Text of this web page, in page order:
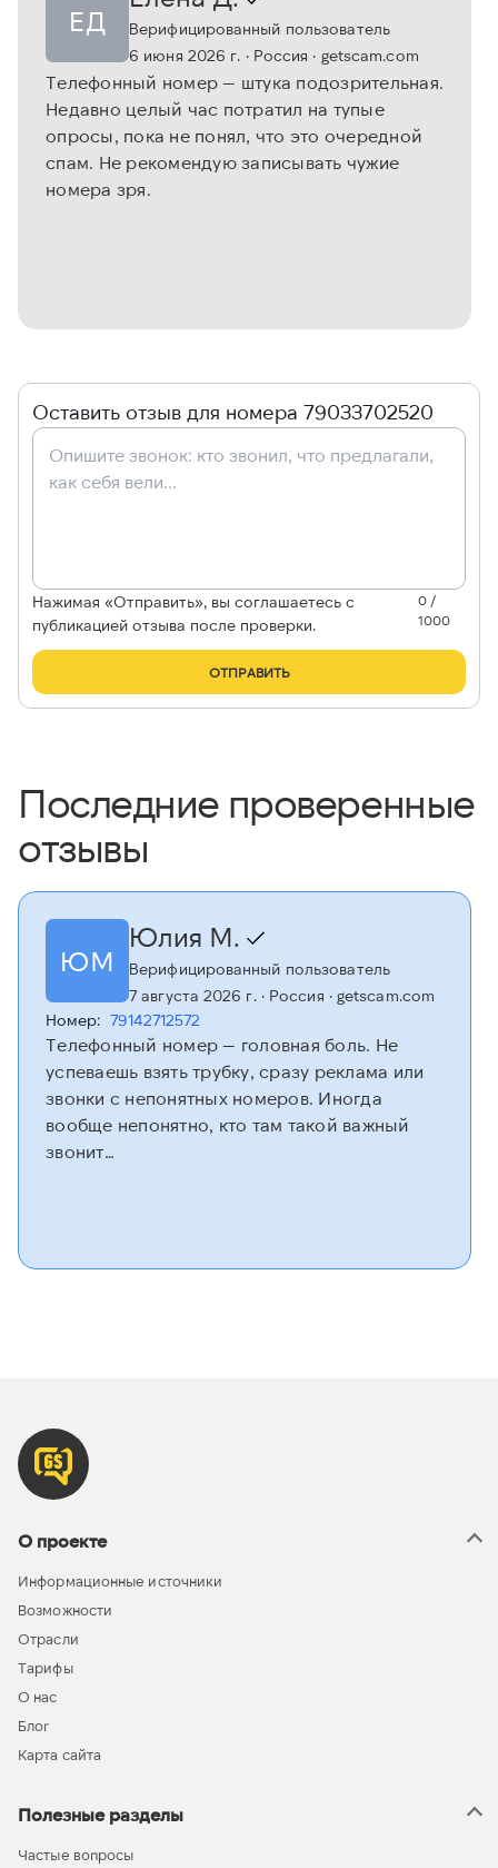
ЕД
Верифицированный пользователь
6 июня 2026 г. · Россия · getscam.com
Телефонный номер — штука подозрительная.
Недавно целый час потратил на тупые
опросы, пока не понял, что это очередной
спам. Не рекомендую записывать чужие
номера зря.
Оставить отзыв для номера 79033702520
Нажимая «Отправить», вы соглашаетесь с
публикацией отзыва после проверки.
0 /
1000
ОТПРАВИТЬ
Последние проверенные
отзывы
ЮМ
Юлия М.
Верифицированный пользователь
7 августа 2026 г.· Россия · getscam.com
Номер: 79142712572
Телефонный номер — головная боль. Не
успеваешь взять трубку, сразу реклама или
звонки с непонятных номеров. Иногда
вообще непонятно, кто там такой важный
звонит…
О проекте
Информационные источники
Возможности
Отрасли
Тарифы
О нас
Блог
Карта сайта
Полезные разделы
Частые вопросы